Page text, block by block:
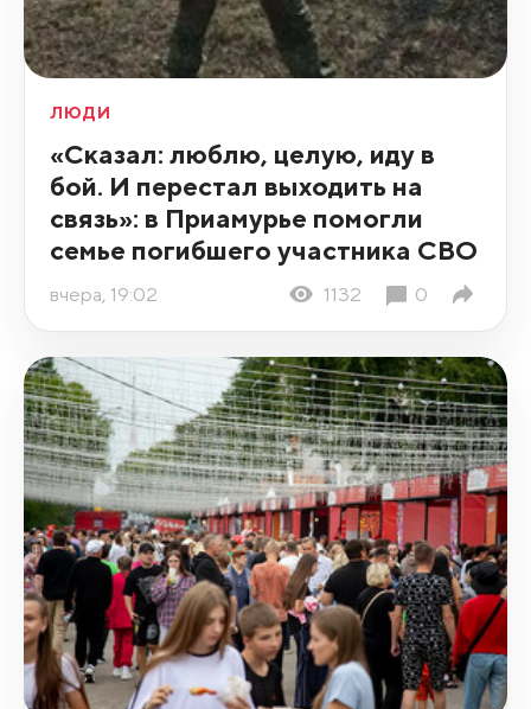
ЛЮДИ
«Сказал: люблю, целую, иду в
бой. И перестал выходить на
связь»: в Приамурье помогли
семье погибшего участника СВО
вчера, 19:02 1132 0